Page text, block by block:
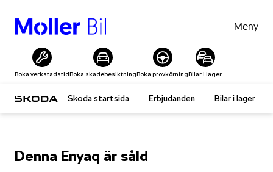
Meny
Boka verkstadstidBoka skadebesiktningBoka provkörningBilar i lager
Skoda startsida Erbjudanden Bilar i lager
Denna Enyaq är såld